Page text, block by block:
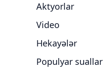
Aktyorlar
Video
Hekayələr
Populyar suallar